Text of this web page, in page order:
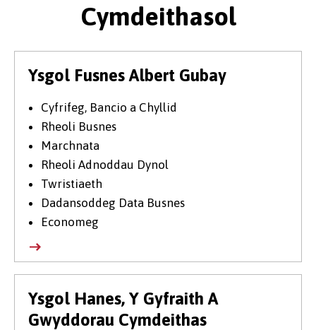
Cymdeithasol
Ysgol Fusnes Albert Gubay
Cyfrifeg, Bancio a Chyllid
Rheoli Busnes
Marchnata
Rheoli Adnoddau Dynol
Twristiaeth
Dadansoddeg Data Busnes
Economeg
Ysgol Hanes, Y Gyfraith A
Gwyddorau Cymdeithas